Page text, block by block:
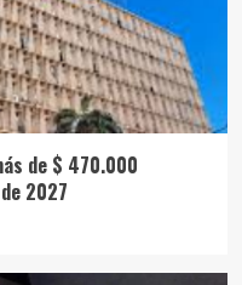
de $ 470.000
2027